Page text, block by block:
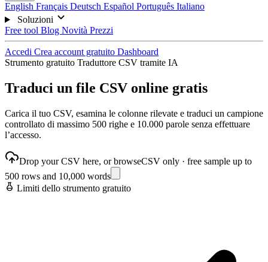
English Français Deutsch Español Português Italiano
Soluzioni
Free tool Blog Novità Prezzi
Accedi Crea account gratuito Dashboard
Strumento gratuito Traduttore CSV tramite IA
Traduci un file CSV online gratis
Carica il tuo CSV, esamina le colonne rilevate e traduci un campione
controllato di massimo 500 righe e 10.000 parole senza effettuare
l’accesso.
Drop your CSV here, or browseCSV only · free sample up to
500 rows and 10,000 words
Limiti dello strumento gratuito